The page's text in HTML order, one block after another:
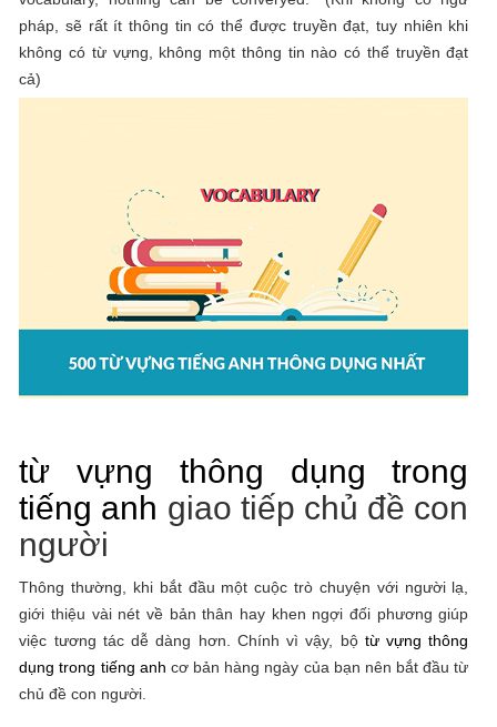
pháp, sẽ rất ít thông tin có thể được truyền đạt, tuy nhiên khi
không có từ vựng, không một thông tin nào có thể truyền đạt
cả)
từ vựng thông dụng trong
tiếng anh giao tiếp chủ đề con
người
Thông thường, khi bắt đầu một cuộc trò chuyện với người lạ,
giới thiệu vài nét về bản thân hay khen ngợi đối phương giúp
việc tương tác dễ dàng hơn. Chính vì vậy, bộ từ vựng thông
dụng trong tiếng anh cơ bản hàng ngày của bạn nên bắt đầu từ
chủ đề con người.